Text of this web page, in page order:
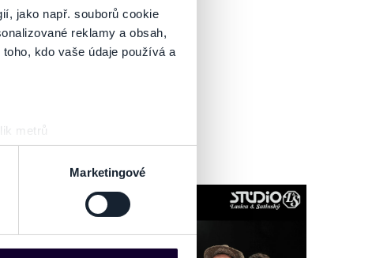
jako např. souborů cookie
reklamy a obsah,
kdo vaše údaje používá a
metrů
prstu)
s podrobnostmi. Svůj souhlas
mohou představovat
Marketingové